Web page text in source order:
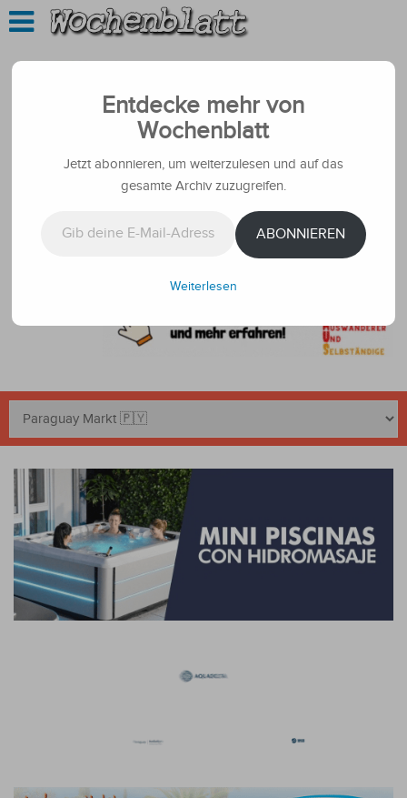
Entdecke mehr von
Wochenblatt
Jetzt abonnieren, um weiterzulesen und auf das
gesamte Archiv zuzugreifen.
ABONNIEREN
Weiterlesen